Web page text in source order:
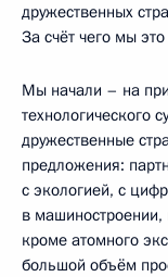
дружественных
За счёт чего мы
Мы начали – на
технологического
дружественные
предложения:
с экологией, с
в машиностроении,
кроме атомного
большой объём